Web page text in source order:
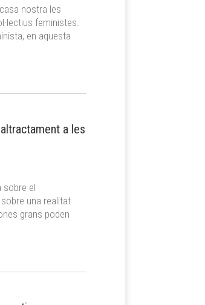
nostra les
feministes.
en aquesta
a les
sobre el
una realitat
grans poden